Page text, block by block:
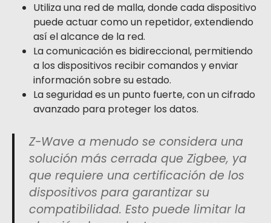
Utiliza una red de malla, donde cada dispositivo
puede actuar como un repetidor, extendiendo
así el alcance de la red.
La comunicación es bidireccional, permitiendo
a los dispositivos recibir comandos y enviar
información sobre su estado.
La seguridad es un punto fuerte, con un cifrado
avanzado para proteger los datos.
Z-Wave a menudo se considera una
solución más cerrada que Zigbee, ya
que requiere una certificación de los
dispositivos para garantizar su
compatibilidad. Esto puede limitar la